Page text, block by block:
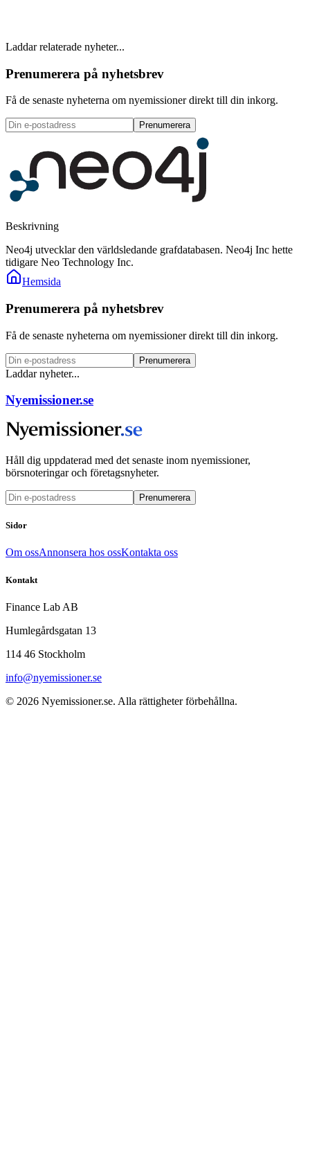
Laddar relaterade nyheter...
Prenumerera på nyhetsbrev
Få de senaste nyheterna om nyemissioner direkt till din inkorg.
Prenumerera
Beskrivning
Neo4j utvecklar den världsledande grafdatabasen. Neo4j Inc hette
tidigare Neo Technology Inc.
Hemsida
Prenumerera på nyhetsbrev
Få de senaste nyheterna om nyemissioner direkt till din inkorg.
Prenumerera
Laddar nyheter...
Nyemissioner.se
Håll dig uppdaterad med det senaste inom nyemissioner,
börsnoteringar och företagsnyheter.
Prenumerera
Sidor
Om ossAnnonsera hos ossKontakta oss
Kontakt
Finance Lab AB
Humlegårdsgatan 13
114 46 Stockholm
info@nyemissioner.se
© 2026 Nyemissioner.se. Alla rättigheter förbehållna.